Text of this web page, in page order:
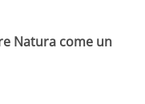
Natura come un